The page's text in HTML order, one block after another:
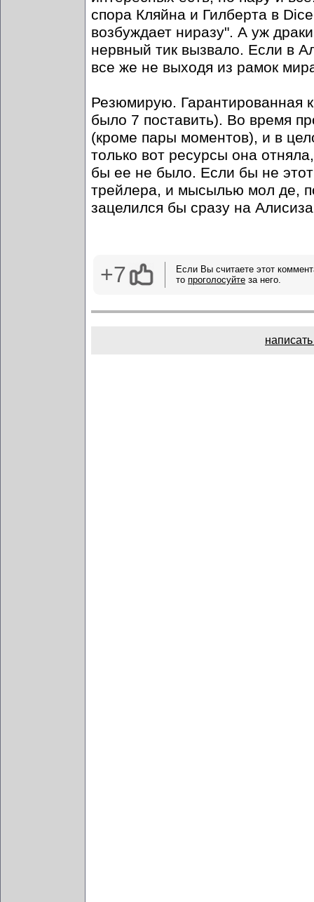
спора Кляйна и Гилберта в
возбуждает ниразу". А уж
нервный тик вызвало. Если в
все же не выходя из рамок
Резюмирую. Гарантированная
было 7 поставить). Во время
(кроме пары моментов), и в
только вот ресурсы она
бы ее не было. Если бы не
трейлера, и мысылью мол де,
зацелился бы сразу на
+7
Если Вы считаете этот
то проголосуйте за него.